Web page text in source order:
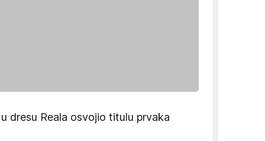
dresu Reala osvojio titulu prvaka